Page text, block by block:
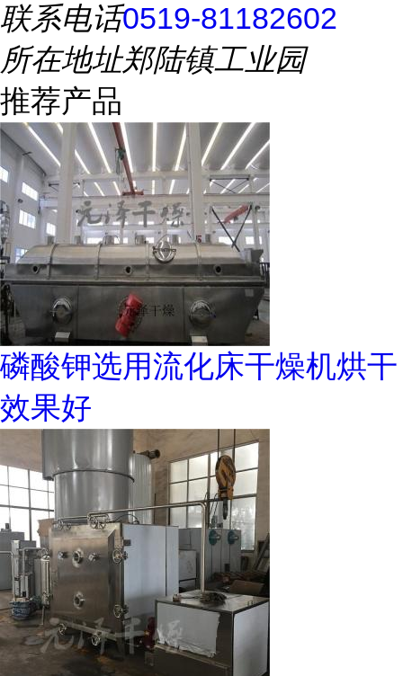
联系电话0519-81182602
所在地址郑陆镇工业园
推荐产品
磷酸钾选用流化床干燥机烘干
效果好